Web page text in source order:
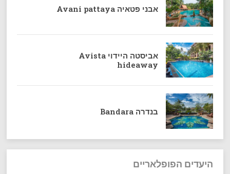
אבני פטאיה Avani pattaya
אביסטה היידוי Avista
hideaway
בנדרה Bandara
היעדים הפופלאריים